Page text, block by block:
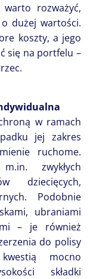
rozważyć,
dużej wartości.
koszty, a jego
się na portfelu –
w ramach
jej zakres
ruchome.
zwykłych
dziecięcych,
Podobnie
ubraniami
– je również
do polisy
mocno
składki